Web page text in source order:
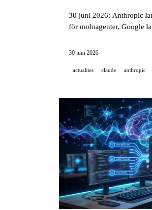
30 juni 2026: Anthropic
för molnagenter, Google
30 juni 2026
actualites claude anthropic